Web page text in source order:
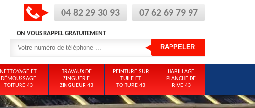
04 82 29 30 93 07 62 69 79 97
ON VOUS RAPPEL GRATUITEMENT
NETTOYAGE ET
DÉMOUSSAGE
TOITURE 43
TRAVAUX DE
ZINGUERIE
ZINGUEUR 43
PEINTURE SUR
TUILE ET
TOITURE 43
HABILLAGE
PLANCHE DE
RIVE 43